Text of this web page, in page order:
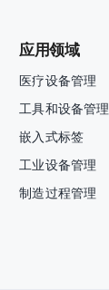
应用领域
医疗设备管理
工具和设备管理
嵌入式标签
工业设备管理
制造过程管理